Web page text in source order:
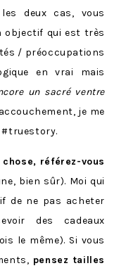
deux cas, vous
objectif qui est très
/ préoccupations
en vrai mais
un sacré ventre
je me
#truestory.
référez-vous
bien sûr). Moi qui
de ne pas acheter
des cadeaux
le même). Si vous
pensez tailles